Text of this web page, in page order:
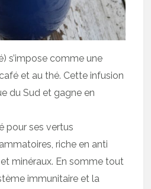
s’impose comme une
et au thé. Cette infusion
du Sud et gagne en
pour ses vertus
riche en anti
minéraux. En somme tout
immunitaire et la